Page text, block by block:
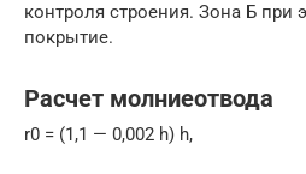
контроля строения. Зона Б при
покрытие.
Расчет молниеотвода
r0 = (1,1 — 0,002 h) h,